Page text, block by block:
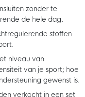
zonder te
de hele dag.
stoffen
niveau van
van je sport; hoe
gewenst is.
verkocht in een set